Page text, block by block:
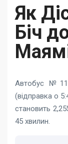
Як
Біч
Автобус
(відправка о
становить
45 хвилин.